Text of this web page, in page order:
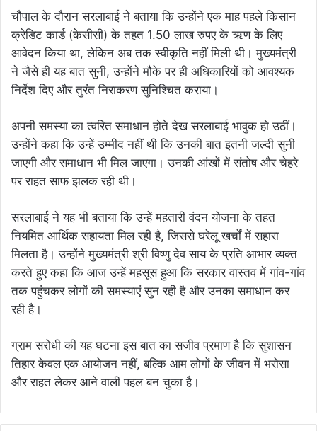
चौपाल के दौरान सरलाबाई ने बताया कि उन्होंने एक माह पहले किसान
क्रेडिट कार्ड (केसीसी) के तहत 1.50 लाख रुपए के ऋण के लिए
आवेदन किया था, लेकिन अब तक स्वीकृति नहीं मिली थी। मुख्यमंत्री
ने जैसे ही यह बात सुनी, उन्होंने मौके पर ही अधिकारियों को आवश्यक
निर्देश दिए और तुरंत निराकरण सुनिश्चित कराया।
अपनी समस्या का त्वरित समाधान होते देख सरलाबाई भावुक हो उठीं।
उन्होंने कहा कि उन्हें उम्मीद नहीं थी कि उनकी बात इतनी जल्दी सुनी
जाएगी और समाधान भी मिल जाएगा। उनकी आंखों में संतोष और चेहरे
पर राहत साफ झलक रही थी।
सरलाबाई ने यह भी बताया कि उन्हें महतारी वंदन योजना के तहत
नियमित आर्थिक सहायता मिल रही है, जिससे घरेलू खर्चों में सहारा
मिलता है। उन्होंने मुख्यमंत्री श्री विष्णु देव साय के प्रति आभार व्यक्त
करते हुए कहा कि आज उन्हें महसूस हुआ कि सरकार वास्तव में गांव-गांव
तक पहुंचकर लोगों की समस्याएं सुन रही है और उनका समाधान कर
रही है।
ग्राम सरोधी की यह घटना इस बात का सजीव प्रमाण है कि सुशासन
तिहार केवल एक आयोजन नहीं, बल्कि आम लोगों के जीवन में भरोसा
और राहत लेकर आने वाली पहल बन चुका है।